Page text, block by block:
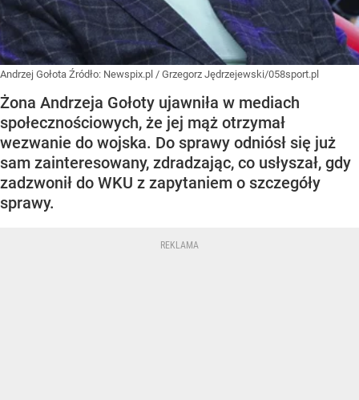
Andrzej Gołota Źródło: Newspix.pl / Grzegorz Jędrzejewski/058sport.pl
Żona Andrzeja Gołoty ujawniła w mediach
społecznościowych, że jej mąż otrzymał
wezwanie do wojska. Do sprawy odniósł się już
sam zainteresowany, zdradzając, co usłyszał, gdy
zadzwonił do WKU z zapytaniem o szczegóły
sprawy.